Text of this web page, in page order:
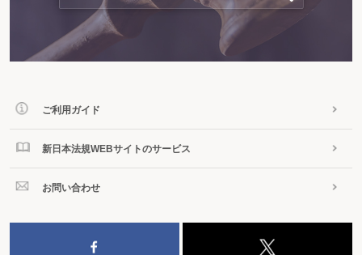
ご利用ガイド
新日本法規WEBサイトのサービス
お問い合わせ